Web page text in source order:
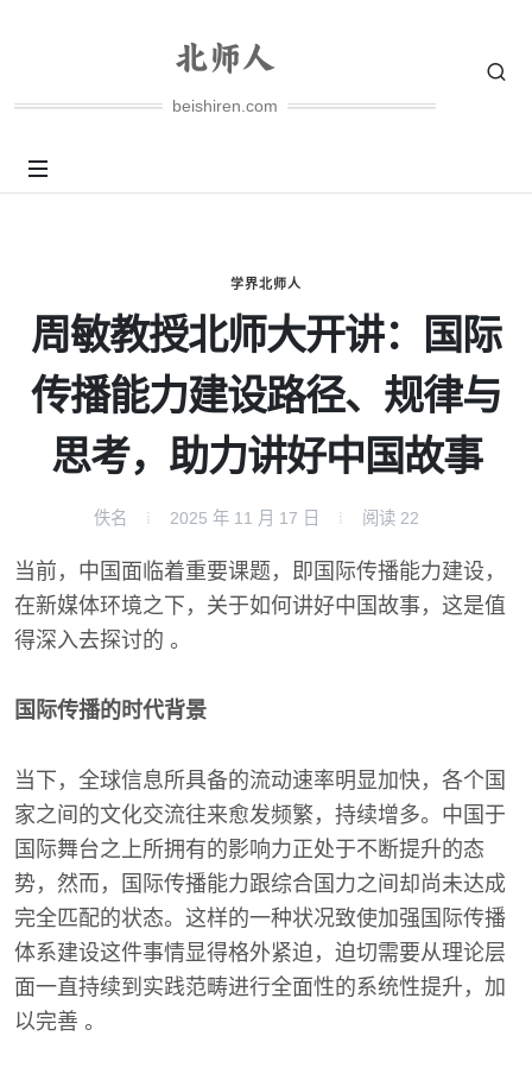
beishiren.com
学界北师人
周敏教授北师大开讲：国际
传播能力建设路径、规律与
思考，助力讲好中国故事
佚名 2025 年 11 月 17 日 阅读 22
当前，中国面临着重要课题，即国际传播能力建设，
在新媒体环境之下，关于如何讲好中国故事，这是值
得深入去探讨的 。
国际传播的时代背景
当下，全球信息所具备的流动速率明显加快，各个国
家之间的文化交流往来愈发频繁，持续增多。中国于
国际舞台之上所拥有的影响力正处于不断提升的态
势，然而，国际传播能力跟综合国力之间却尚未达成
完全匹配的状态。这样的一种状况致使加强国际传播
体系建设这件事情显得格外紧迫，迫切需要从理论层
面一直持续到实践范畴进行全面性的系统性提升，加
以完善 。